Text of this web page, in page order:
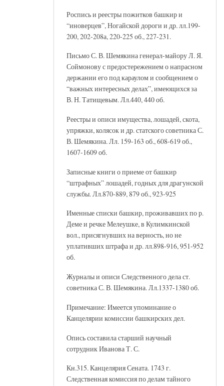
Роспись и реестры пожитков башкир и
“иноверцев”, Ногайской дороги и др. лл.199-
200, 202-208а, 220-225 об., 227-231.
Письмо С. В. Шемякина генерал-майору Л. Я.
Соймонову с предостережением о напрасном
держании его под караулом и сообщением о
“важных интересных делах”, имеющихся за
В. Н. Татищевым. Лл.440, 440 об.
Реестры и описи имущества, лошадей, скота,
упряжки, колясок и др. статского советника С.
В. Шемякина. Лл. 159-163 об., 608-619 об.,
1607-1609 об.
Записные книги о приеме от башкир
“штрафных” лошадей, годных для драгунской
службы. Лл.870-889, 879 об., 923-925
Именные списки башкир, проживавших по р.
Деме и речке Мелеушке, в Кулимкинской
вол., присягнувших на верность, но не
уплативших штрафа и др. лл.898-916, 951-952
об.
Журналы и описи Следственного дела ст.
советника С. В. Шемякина. Лл.1337-1380 об.
Примечание: Имеется упоминание о
Канцелярии комиссии башкирских дел.
Опись составила старший научный
сотрудник Иванова Т. С.
Кн.315. Канцелярия Сената. 1743 г.
Следственная комиссия по делам тайного